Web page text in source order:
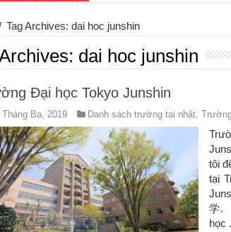
Tag Archives: dai hoc junshin
dai hoc junshin
Đại học Tokyo Junshin
Tháng Ba, 2019 Danh sách trường tại nhật,
tôi
tại
学.
học